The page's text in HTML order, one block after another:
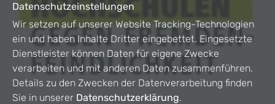
Datenschutzeinstellungen
Wir setzen auf unserer Website Tracking-Technologien
ein und haben Inhalte Dritter eingebettet. Eingesetzte
Dienstleister können Daten für eigene Zwecke
verarbeiten und mit anderen Daten zusammenführen.
Details zu den Zwecken der Datenverarbeitung finden
Sie in unserer Datenschutzerklärung.